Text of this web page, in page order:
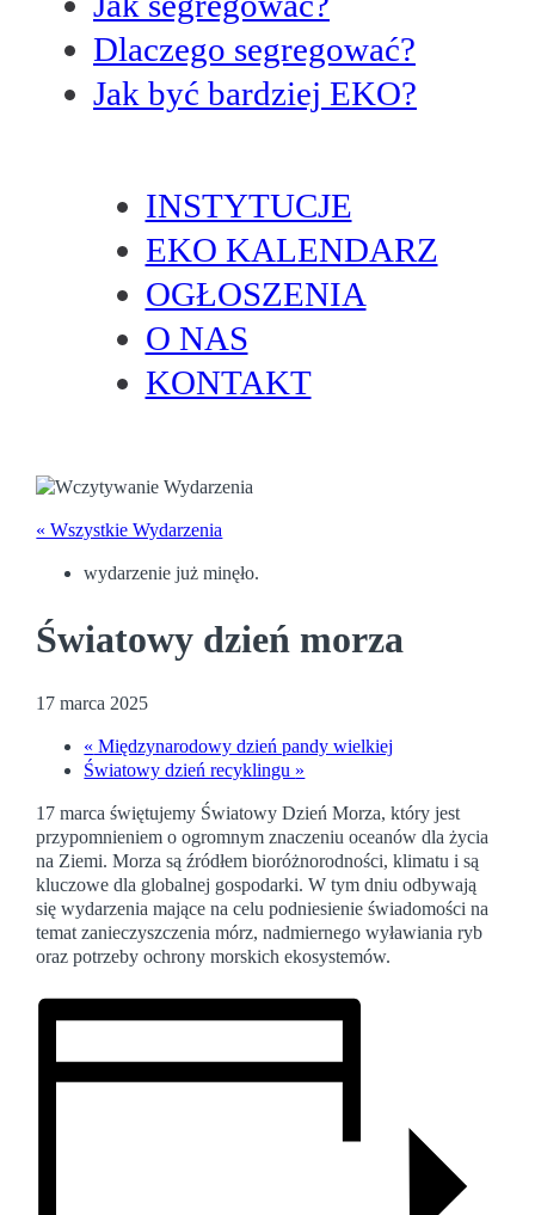
Dlaczego segregować?
Jak być bardziej EKO?
INSTYTUCJE
EKO KALENDARZ
OGŁOSZENIA
O NAS
KONTAKT
« Wszystkie Wydarzenia
wydarzenie już minęło.
Światowy dzień morza
17 marca 2025
« Międzynarodowy dzień pandy wielkiej
Światowy dzień recyklingu »
17 marca świętujemy Światowy Dzień Morza, który jest
przypomnieniem o ogromnym znaczeniu oceanów dla życia
na Ziemi. Morza są źródłem bioróżnorodności, klimatu i są
kluczowe dla globalnej gospodarki. W tym dniu odbywają
się wydarzenia mające na celu podniesienie świadomości na
temat zanieczyszczenia mórz, nadmiernego wyławiania ryb
oraz potrzeby ochrony morskich ekosystemów.